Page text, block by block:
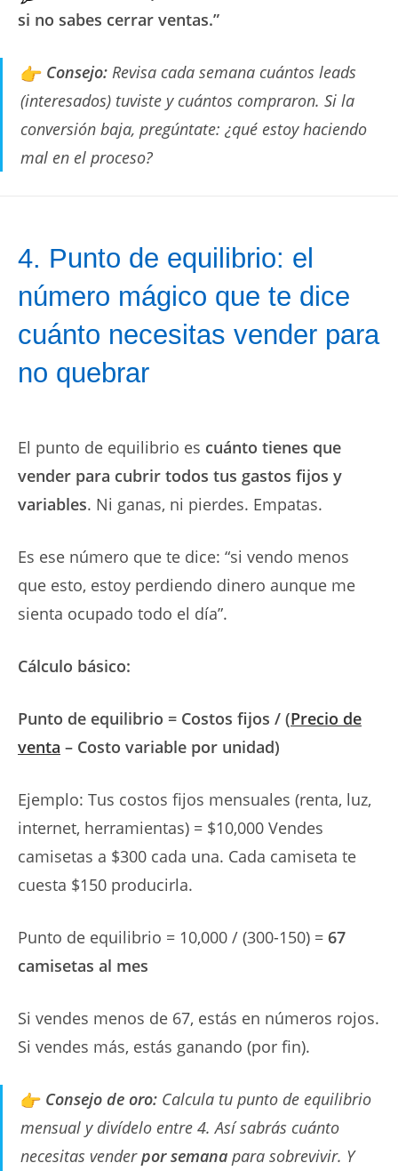
si no sabes cerrar ventas.”
Consejo: Revisa cada semana cuántos leads
(interesados) tuviste y cuántos compraron. Si la
conversión baja, pregúntate: ¿qué estoy haciendo
mal en el proceso?
4. Punto de equilibrio: el
número mágico que te dice
cuánto necesitas vender para
no quebrar
El punto de equilibrio es cuánto tienes que
vender para cubrir todos tus gastos fijos y
variables. Ni ganas, ni pierdes. Empatas.
Es ese número que te dice: “si vendo menos
que esto, estoy perdiendo dinero aunque me
sienta ocupado todo el día”.
Cálculo básico:
Punto de equilibrio = Costos fijos / (Precio de
venta – Costo variable por unidad)
Ejemplo: Tus costos fijos mensuales (renta, luz,
internet, herramientas) = $10,000 Vendes
camisetas a $300 cada una. Cada camiseta te
cuesta $150 producirla.
Punto de equilibrio = 10,000 / (300-150) = 67
camisetas al mes
Si vendes menos de 67, estás en números rojos.
Si vendes más, estás ganando (por fin).
Consejo de oro: Calcula tu punto de equilibrio
mensual y divídelo entre 4. Así sabrás cuánto
necesitas venderpor semana para sobrevivir. Y